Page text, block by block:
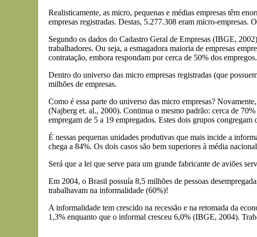
Realisticamente, as micro, pequenas e médias empresas têm
empresas registradas. Destas, 5.277.308 eram micro-
Segundo os dados do Cadastro Geral de Empresas (IBGE,
trabalhadores. Ou seja, a esmagadora maioria de empresas
contratação, embora respondam por cerca de 50% dos empregos.
Dentro do universo das micro empresas registradas (que
milhões de empresas.
Como é essa parte do universo das micro empresas?
(Najberg et. al., 2000). Continua o mesmo padrão: cerca de
empregam de 5 a 19 empregados. Estes dois grupos
É nessas pequenas unidades produtivas que mais incide a
chega a 84%. Os dois casos são bem superiores à média
Será que a lei que serve para um grande fabricante de aviões
Em 2004, o Brasil possuía 8,5 milhões de pessoas
trabalhavam na informalidade (60%)!
A informalidade tem crescido na recessão e na retomada da
1,3% enquanto que o informal cresceu 6,0% (IBGE, 2004).